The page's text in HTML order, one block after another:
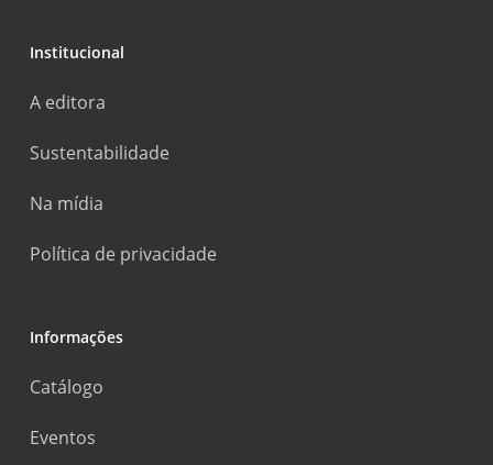
Institucional
A editora
Sustentabilidade
Na mídia
Política de privacidade
Informações
Catálogo
Eventos